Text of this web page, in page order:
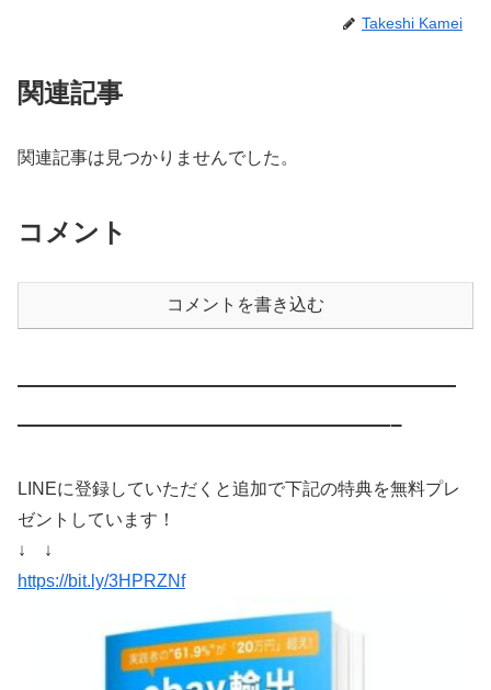
Takeshi Kamei
関連記事
関連記事は見つかりませんでした。
コメント
コメントを書き込む
————————————————————
—————————————————–
LINEに登録していただくと追加で下記の特典を無料プレ
ゼントしています！
↓ ↓
https://bit.ly/3HPRZNf